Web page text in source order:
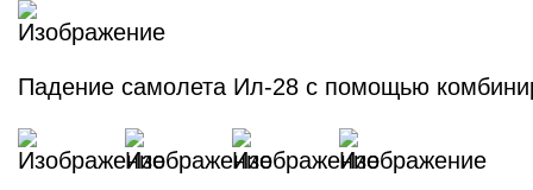
Падение самолета Ил-28 с помощью